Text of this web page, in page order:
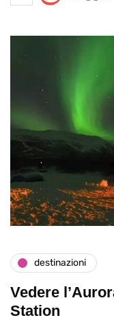
destinazioni
Vedere
Station